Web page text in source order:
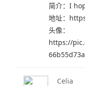
简介：I
地址：
头像：
https://
Celia